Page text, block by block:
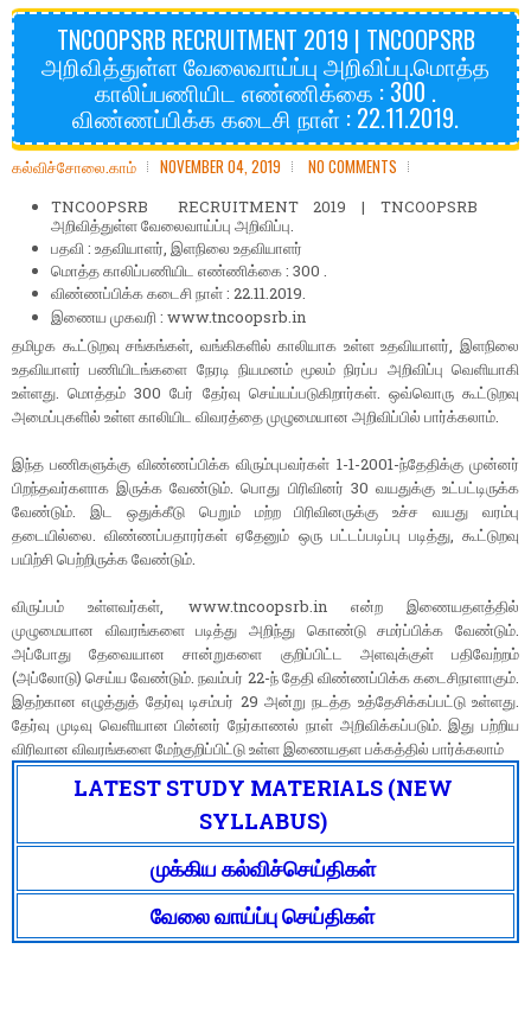
TNCOOPSRB RECRUITMENT 2019 | TNCOOPSRB
அறிவித்துள்ள வேலைவாய்ப்பு அறிவிப்பு.மொத்த
காலிப்பணியிட எண்ணிக்கை : 300 .
விண்ணப்பிக்க கடைசி நாள் : 22.11.2019.
கல்விச்சோலை.காம் NOVEMBER 04, 2019 NO COMMENTS
TNCOOPSRB RECRUITMENT 2019 | TNCOOPSRB
அறிவித்துள்ள வேலைவாய்ப்பு அறிவிப்பு.
பதவி : உதவியாளர், இளநிலை உதவியாளர்
மொத்த காலிப்பணியிட எண்ணிக்கை : 300 .
விண்ணப்பிக்க கடைசி நாள் : 22.11.2019.
இணைய முகவரி : www.tncoopsrb.in
தமிழக கூட்டுறவு சங்கங்கள், வங்கிகளில் காலியாக உள்ள உதவியாளர், இளநிலை
உதவியாளர் பணியிடங்களை நேரடி நியமனம் மூலம் நிரப்ப அறிவிப்பு வெளியாகி
உள்ளது. மொத்தம் 300 பேர் தேர்வு செய்யப்படுகிறார்கள். ஒவ்வொரு கூட்டுறவு
அமைப்புகளில் உள்ள காலியிட விவரத்தை முழுமையான அறிவிப்பில் பார்க்கலாம்.
இந்த பணிகளுக்கு விண்ணப்பிக்க விரும்புபவர்கள் 1-1-2001-ந்தேதிக்கு முன்னர்
பிறந்தவர்களாக இருக்க வேண்டும். பொது பிரிவினர் 30 வயதுக்கு உட்பட்டிருக்க
வேண்டும். இட ஒதுக்கீடு பெறும் மற்ற பிரிவினருக்கு உச்ச வயது வரம்பு
தடையில்லை. விண்ணப்பதாரர்கள் ஏதேனும் ஒரு பட்டப்படிப்பு படித்து, கூட்டுறவு
பயிற்சி பெற்றிருக்க வேண்டும்.
விருப்பம் உள்ளவர்கள், www.tncoopsrb.in என்ற இணையதளத்தில்
முழுமையான விவரங்களை படித்து அறிந்து கொண்டு சமர்ப்பிக்க வேண்டும்.
அப்போது தேவையான சான்றுகளை குறிப்பிட்ட அளவுக்குள் பதிவேற்றம்
(அப்லோடு) செய்ய வேண்டும். நவம்பர் 22-ந் தேதி விண்ணப்பிக்க கடைசிநாளாகும்.
இதற்கான எழுத்துத் தேர்வு டிசம்பர் 29 அன்று நடத்த உத்தேசிக்கப்பட்டு உள்ளது.
தேர்வு முடிவு வெளியான பின்னர் நேர்காணல் நாள் அறிவிக்கப்படும். இது பற்றிய
விரிவான விவரங்களை மேற்குறிப்பிட்டு உள்ள இணையதள பக்கத்தில் பார்க்கலாம்
LATEST STUDY MATERIALS (NEW
SYLLABUS)
முக்கிய கல்விச்செய்திகள்
வேலை வாய்ப்பு செய்திகள்